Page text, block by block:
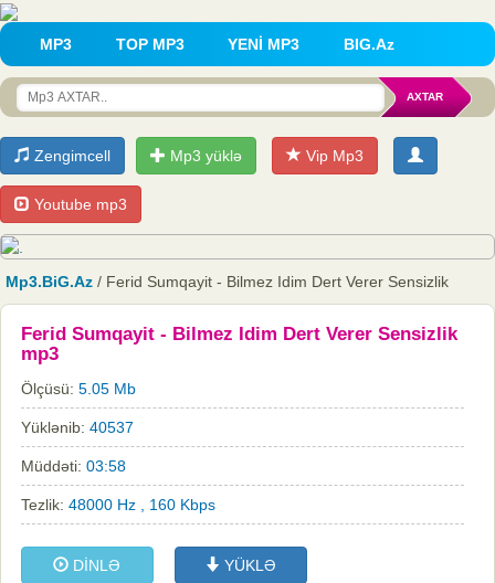
MP3 TOP MP3 YENİ MP3 BIG.Az
Zengimcell Mp3 yüklə Vip Mp3
Youtube mp3
Mp3.BiG.Az / Ferid Sumqayit - Bilmez Idim Dert Verer Sensizlik
Ferid Sumqayit - Bilmez Idim Dert Verer Sensizlik
mp3
Ölçüsü: 5.05 Mb
Yüklənib: 40537
Müddəti: 03:58
Tezlik: 48000 Hz , 160 Kbps
DİNLƏ YÜKLƏ